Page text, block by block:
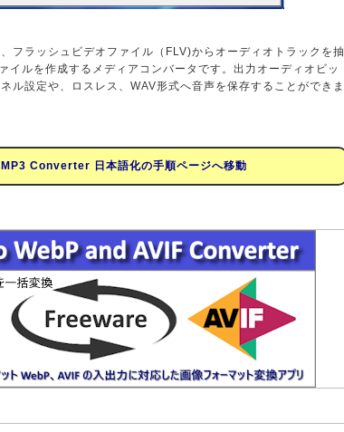
フラッシュビデオファイル（FLV)からオーディオトラックを抽
イルを作成するメディアコンバータです。出力オーディオビッ
ル設定や、ロスレス、WAV形式へ音声を保存することができま
Converter 日本語化の手順ページへ移動